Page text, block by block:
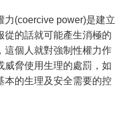
力(coercive power)是建立
從的話就可能產生消極的
這個人就對強制性權力作
威脅使用生理的處罰，如
本的生理及安全需要的控